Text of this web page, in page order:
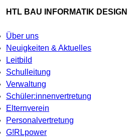
HTL BAU INFORMATIK DESIGN
Über uns
Neuigkeiten & Aktuelles
Leitbild
Schulleitung
Verwaltung
Schüler:innenvertretung
Elternverein
Personalvertretung
G!RLpower